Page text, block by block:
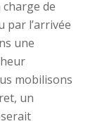
de
l’arrivée
une
mobilisons
un